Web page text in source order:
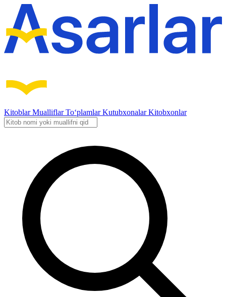
KitoblarMualliflarTo‘plamlarKutubxonalarKitobxonlar